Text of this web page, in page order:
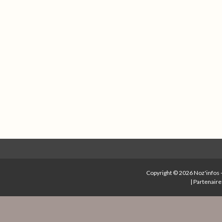
Copyright © 2026Noz'infos
|